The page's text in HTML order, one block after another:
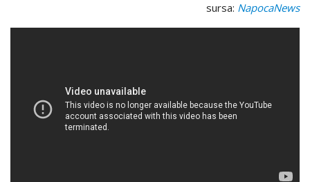
sursa: NapocaNews